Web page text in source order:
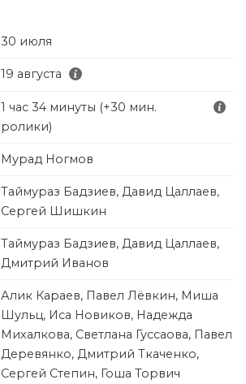
30 июля
19 августа
1 час 34 минуты (+30 мин.
ролики)
Мурад Ногмов
Таймураз Бадзиев, Давид Цаллаев,
Сергей Шишкин
Таймураз Бадзиев, Давид Цаллаев,
Дмитрий Иванов
Алик Караев, Павел Лёвкин, Миша
Шульц, Иса Новиков, Надежда
Михалкова, Светлана Гуссаова, Павел
Деревянко, Дмитрий Ткаченко,
Сергей Степин, Гоша Торвич